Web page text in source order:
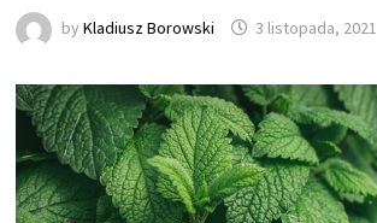
byKladiusz Borowski 3 listopada, 2021